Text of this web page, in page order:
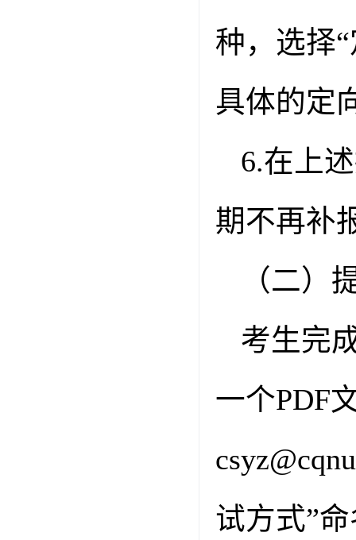
种，选择
具体的定
6.在上
期不再补
（二）
考生完
一个PDF
试方式”